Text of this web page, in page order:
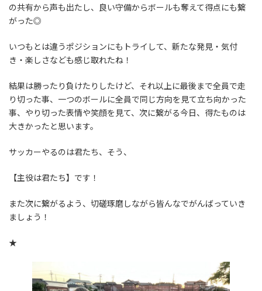
の共有から声も出たし、良い守備からボールも奪えて得点にも繋
がった◎
いつもとは違うポジションにもトライして、新たな発見・気付
き・楽しさなども感じ取れたね！
結果は勝ったり負けたりしたけど、それ以上に最後まで全員で走
り切った事、一つのボールに全員で同じ方向を見て立ち向かった
事、やり切った表情や笑顔を見て、次に繋がる今日、得たものは
大きかったと思います。
サッカーやるのは君たち、そう、
【主役は君たち】です！
また次に繋がるよう、切磋琢磨しながら皆んなでがんばっていき
ましょう！
★